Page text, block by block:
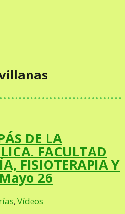
DE LA
FACULTAD
FISIOTERAPIA Y
26
, Vídeos